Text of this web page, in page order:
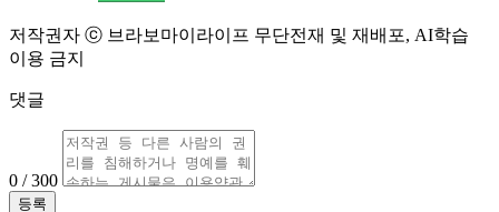
저작권자 ⓒ 브라보마이라이프 무단전재 및 재배포, AI학습
이용 금지
댓글
0 / 300